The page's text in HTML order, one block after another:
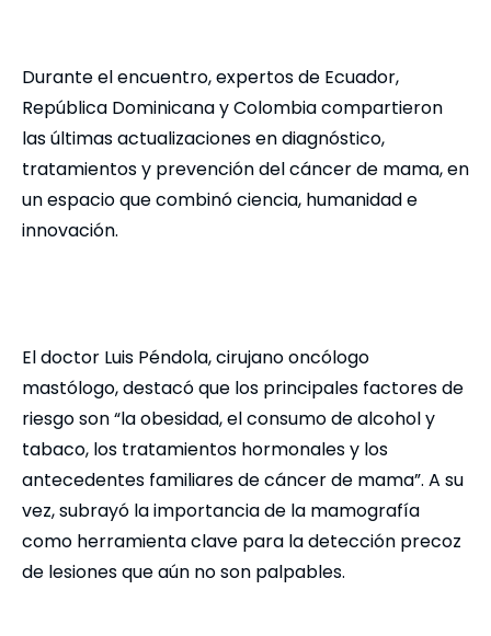
Durante el encuentro, expertos de Ecuador,
República Dominicana y Colombia compartieron
las últimas actualizaciones en diagnóstico,
tratamientos y prevención del cáncer de mama, en
un espacio que combinó ciencia, humanidad e
innovación.
El doctor Luis Péndola, cirujano oncólogo
mastólogo, destacó que los principales factores de
riesgo son “la obesidad, el consumo de alcohol y
tabaco, los tratamientos hormonales y los
antecedentes familiares de cáncer de mama”. A su
vez, subrayó la importancia de la mamografía
como herramienta clave para la detección precoz
de lesiones que aún no son palpables.